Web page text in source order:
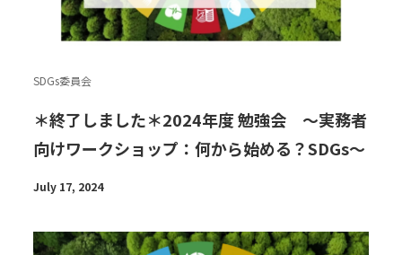
SDGs委員会
＊終了しました＊2024年度 勉強会 ～実務者
向けワークショップ：何から始める？SDGs～
July 17, 2024